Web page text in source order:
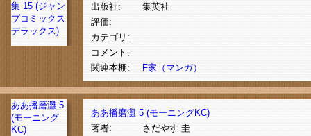
集 15 (ジャン
プコミックス
デラックス)
出版社:
集英社
評価:
カテゴリ:
コメント:
関連本棚:
F家（マンガ）
ああ播磨灘 5
(モーニング
KC)
ああ播磨灘 5 (モーニングKC)
著者:
さだやす 圭